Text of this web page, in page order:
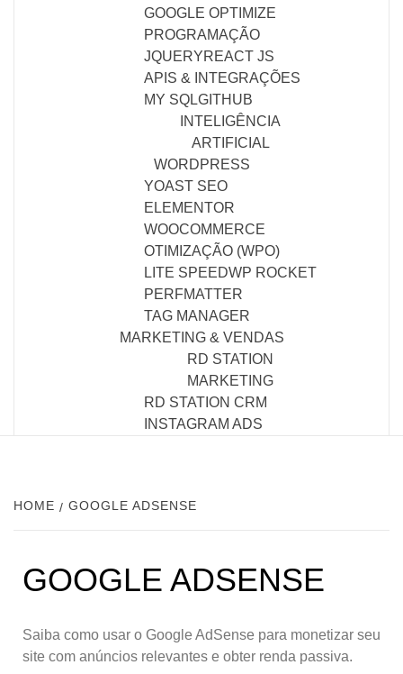
GOOGLE OPTIMIZE
PROGRAMAÇÃO
JQUERYREACT JS
APIS & INTEGRAÇÕES
MY SQLGITHUB
INTELIGÊNCIA
ARTIFICIAL
WORDPRESS
YOAST SEO
ELEMENTOR
WOOCOMMERCE
OTIMIZAÇÃO (WPO)
LITE SPEEDWP ROCKET
PERFMATTER
TAG MANAGER
MARKETING & VENDAS
RD STATION
MARKETING
RD STATION CRM
INSTAGRAM ADS
HOME GOOGLE ADSENSE
GOOGLE ADSENSE
Saiba como usar o Google AdSense para monetizar seu
site com anúncios relevantes e obter renda passiva.